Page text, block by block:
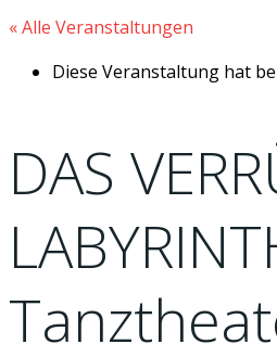
« Alle Veranstaltungen
Diese Veranstaltung hat
DAS